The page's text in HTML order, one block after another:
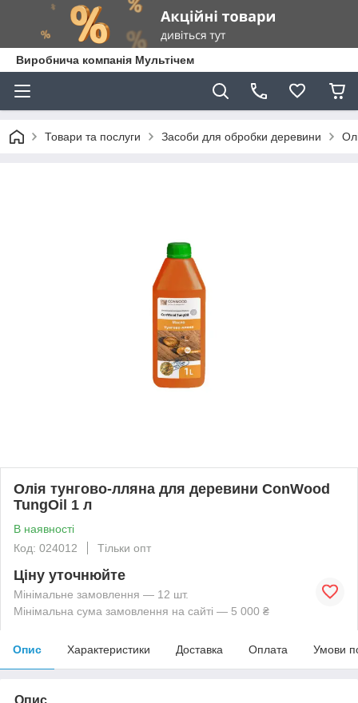
Виробнича компанія Мультічем
Товари та послуги Засоби для обробки деревини
Олія тунгово-лляна для деревини ConWood
TungOil 1 л
В наявності
Код: 024012
Тільки опт
Ціну уточнюйте
Мінімальне замовлення — 12 шт.
Мінімальна сума замовлення на сайті — 5 000 ₴
Опис Характеристики Доставка Оплата Умови
Опис